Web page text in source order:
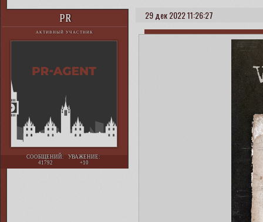
29 дек 2022 11:26:27
PR
АКТИВНЫЙ УЧАСТНИК
СООБЩЕНИЙ:
41792
УВАЖЕНИЕ:
+10